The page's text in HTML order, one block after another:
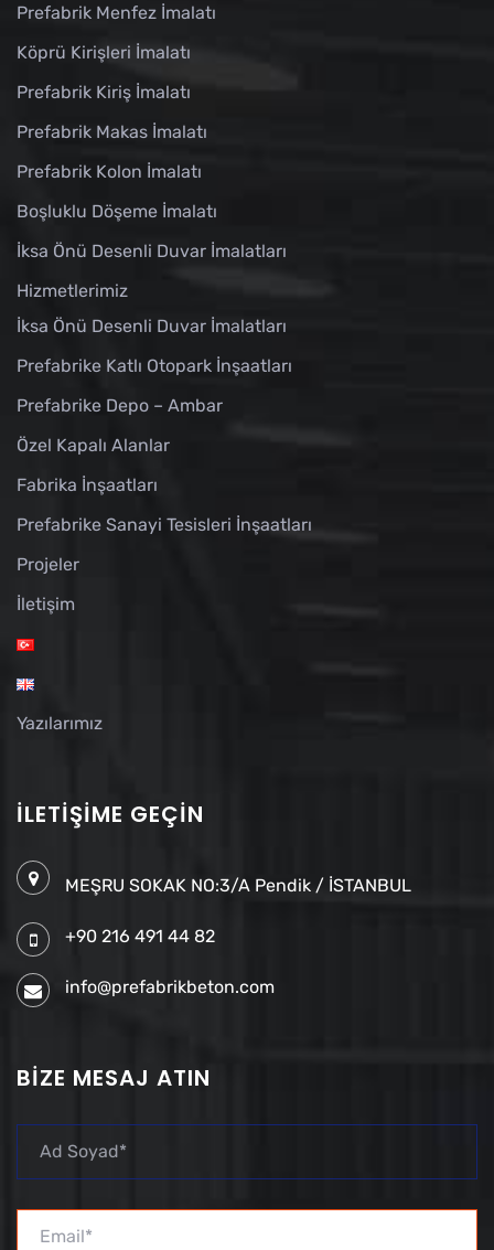
Prefabrik Menfez İmalatı
Köprü Kirişleri İmalatı
Prefabrik Kiriş İmalatı
Prefabrik Makas İmalatı
Prefabrik Kolon İmalatı
Boşluklu Döşeme İmalatı
İksa Önü Desenli Duvar İmalatları
Hizmetlerimiz
İksa Önü Desenli Duvar İmalatları
Prefabrike Katlı Otopark İnşaatları
Prefabrike Depo – Ambar
Özel Kapalı Alanlar
Fabrika İnşaatları
Prefabrike Sanayi Tesisleri İnşaatları
Projeler
İletişim
Yazılarımız
İLETIŞIME GEÇIN
MEŞRU SOKAK NO:3/A Pendik / İSTANBUL
+90 216 491 44 82
info@prefabrikbeton.com
BIZE MESAJ ATIN